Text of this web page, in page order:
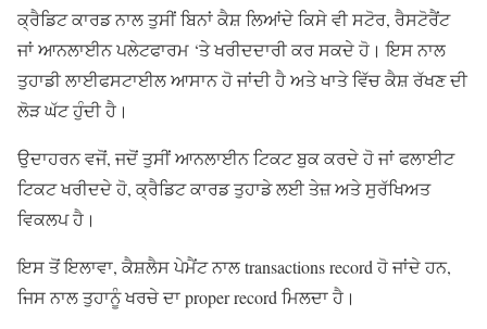
ਕ੍ਰੈਡਿਟ ਕਾਰਡ ਨਾਲ ਤੁਸੀਂ ਬਿਨਾਂ ਕੈਸ਼ ਲਿਆਂਦੇ ਕਿਸੇ ਵੀ ਸਟੋਰ, ਰੈਸਟੋਰੈਂਟ
ਜਾਂ ਆਨਲਾਈਨ ਪਲੇਟਫਾਰਮ ‘ਤੇ ਖਰੀਦਦਾਰੀ ਕਰ ਸਕਦੇ ਹੋ। ਇਸ ਨਾਲ
ਤੁਹਾਡੀ ਲਾਈਫਸਟਾਈਲ ਆਸਾਨ ਹੋ ਜਾਂਦੀ ਹੈ ਅਤੇ ਖਾਤੇ ਵਿੱਚ ਕੈਸ਼ ਰੱਖਣ ਦੀ
ਲੋੜ ਘੱਟ ਹੁੰਦੀ ਹੈ।
ਉਦਾਹਰਨ ਵਜੋਂ, ਜਦੋਂ ਤੁਸੀਂ ਆਨਲਾਈਨ ਟਿਕਟ ਬੁਕ ਕਰਦੇ ਹੋ ਜਾਂ ਫਲਾਈਟ
ਟਿਕਟ ਖਰੀਦਦੇ ਹੋ, ਕ੍ਰੈਡਿਟ ਕਾਰਡ ਤੁਹਾਡੇ ਲਈ ਤੇਜ਼ ਅਤੇ ਸੁਰੱਖਿਅਤ
ਵਿਕਲਪ ਹੈ।
ਇਸ ਤੋਂ ਇਲਾਵਾ, ਕੈਸ਼ਲੈਸ ਪੇਮੈਂਟ ਨਾਲ transactions record ਹੋ ਜਾਂਦੇ ਹਨ,
ਜਿਸ ਨਾਲ ਤੁਹਾਨੂੰ ਖਰਚੇ ਦਾ proper record ਮਿਲਦਾ ਹੈ।